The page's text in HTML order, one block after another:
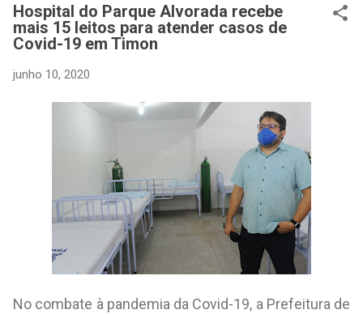
Hospital do Parque Alvorada recebe
mais 15 leitos para atender casos de
Covid-19 em Timon
junho 10, 2020
No combate à pandemia da Covid-19, a Prefeitura de